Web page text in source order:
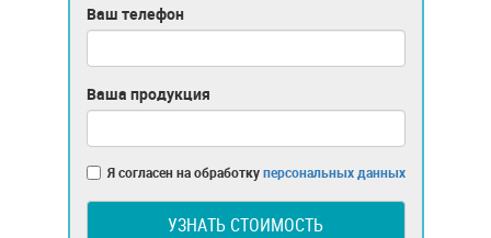
Ваш телефон
Ваша продукция
Я согласен на обработкуперсональных данных
УЗНАТЬ СТОИМОСТЬ